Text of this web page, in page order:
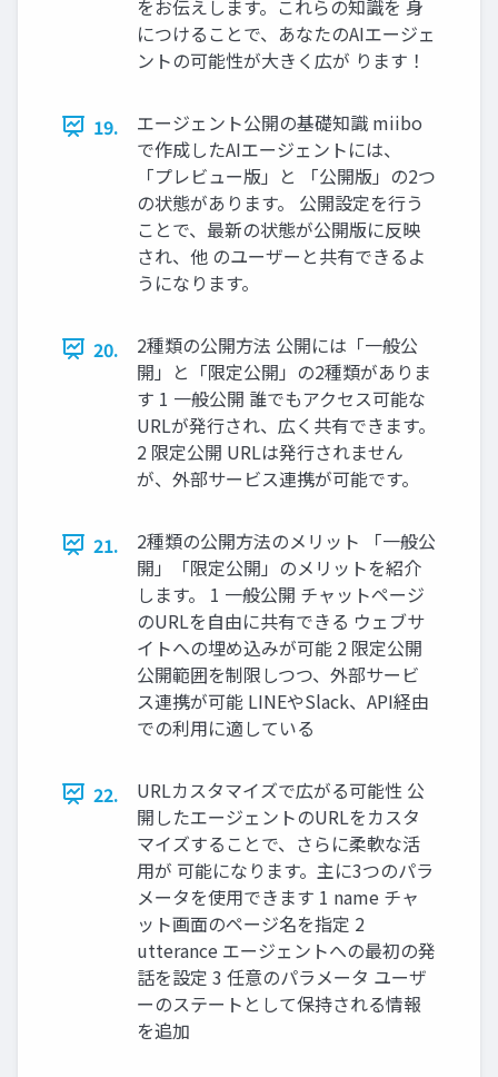
をお伝えします。これらの知識を 身
につけることで、あなたのAIエージェ
ントの可能性が大きく広が ります！
19.
エージェント公開の基礎知識 miibo
で作成したAIエージェントには、
「プレビュー版」と 「公開版」の2つ
の状態があります。 公開設定を行う
ことで、最新の状態が公開版に反映
され、他 のユーザーと共有できるよ
うになります。
20.
2種類の公開方法 公開には「一般公
開」と「限定公開」の2種類がありま
す 1 一般公開 誰でもアクセス可能な
URLが発行され、広く共有できます。
2 限定公開 URLは発行されません
が、外部サービス連携が可能です。
21.
2種類の公開方法のメリット 「一般公
開」「限定公開」のメリットを紹介
します。 1 一般公開 チャットページ
のURLを自由に共有できる ウェブサ
イトへの埋め込みが可能 2 限定公開
公開範囲を制限しつつ、外部サービ
ス連携が可能 LINEやSlack、API経由
での利用に適している
22.
URLカスタマイズで広がる可能性 公
開したエージェントのURLをカスタ
マイズすることで、さらに柔軟な活
用が 可能になります。主に3つのパラ
メータを使用できます 1 name チャ
ット画面のページ名を指定 2
utterance エージェントへの最初の発
話を設定 3 任意のパラメータ ユーザ
ーのステートとして保持される情報
を追加